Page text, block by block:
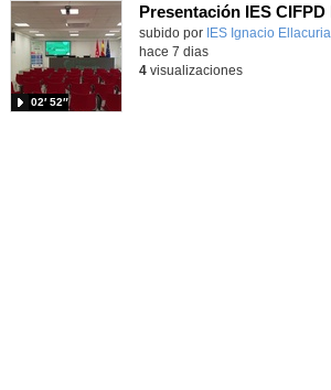
Contenido educativo.
subido por IES Ignacio Ellacuria
02′ 52″
hace 7 dias
4visualizaciones